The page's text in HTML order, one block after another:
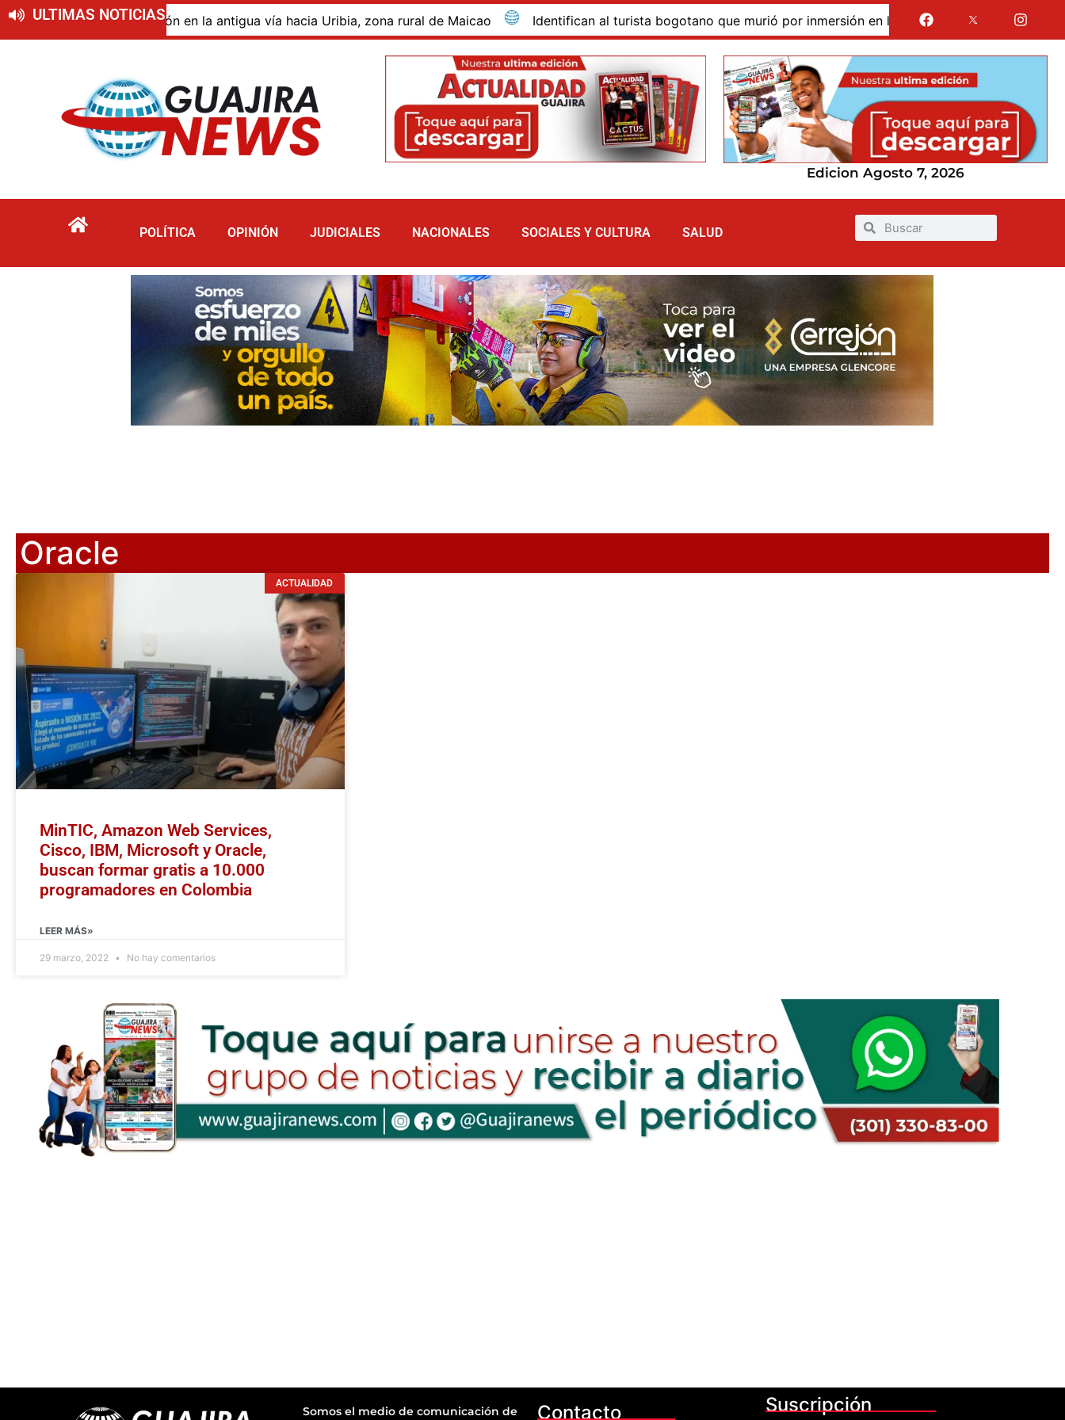
ULTIMAS NOTICIAS
de descomposición en la antigua vía hacia Uribia, zona rural de Maicao Identifican al turista bogotano que murió por inmersión en las dunas de Taroa; su cuerpo
Edicion Agosto 7, 2026
POLÍTICA OPINIÓN JUDICIALES NACIONALES SOCIALES Y CULTURA SALUD
Oracle
ACTUALIDAD
MinTIC, Amazon Web Services,
Cisco, IBM, Microsoft y Oracle,
buscan formar gratis a 10.000
programadores en Colombia
LEER MÁS»
29 marzo, 2022 No hay comentarios
Somos el medio de comunicación de Contacto Suscripción